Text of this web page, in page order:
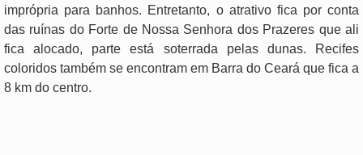
imprópria para banhos. Entretanto, o atrativo fica por conta
das ruínas do Forte de Nossa Senhora dos Prazeres que ali
fica alocado, parte está soterrada pelas dunas. Recifes
coloridos também se encontram em Barra do Ceará que fica a
8 km do centro.